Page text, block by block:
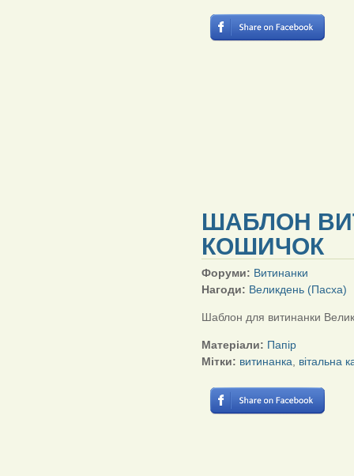
ШАБЛОН
КОШИЧОК
Форуми: Витинанки
Нагоди: Великдень (Пасха)
Шаблон для витинанки
Матеріали: Папір
Мітки: витинанка вітальна